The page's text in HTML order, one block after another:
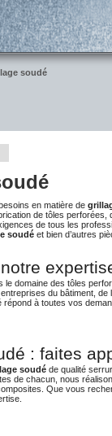
soudé
en matière de
de tôles
de tous les
soudé et bien d’autres
le domaine des tôles
du bâtiment,
répond à toutes vos
: faites
soudé de qualité
de chacun, nous
Que vous